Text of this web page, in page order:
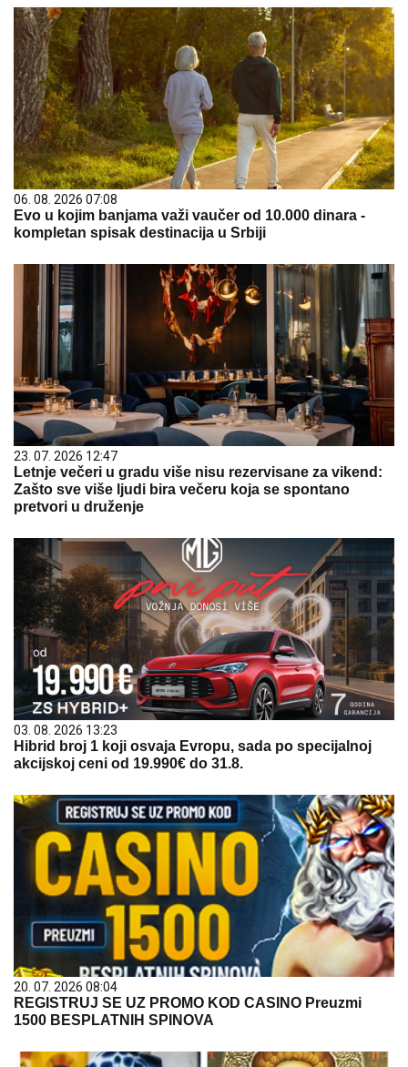
06. 08. 2026 07:08
Evo u kojim banjama važi vaučer od 10.000 dinara -
kompletan spisak destinacija u Srbiji
23. 07. 2026 12:47
Letnje večeri u gradu više nisu rezervisane za vikend:
Zašto sve više ljudi bira večeru koja se spontano
pretvori u druženje
03. 08. 2026 13:23
Hibrid broj 1 koji osvaja Evropu, sada po specijalnoj
akcijskoj ceni od 19.990€ do 31.8.
20. 07. 2026 08:04
REGISTRUJ SE UZ PROMO KOD CASINO Preuzmi
1500 BESPLATNIH SPINOVA